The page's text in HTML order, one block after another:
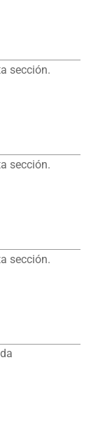
sección.
sección.
sección.